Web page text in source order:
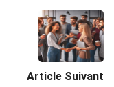
Article Suivant